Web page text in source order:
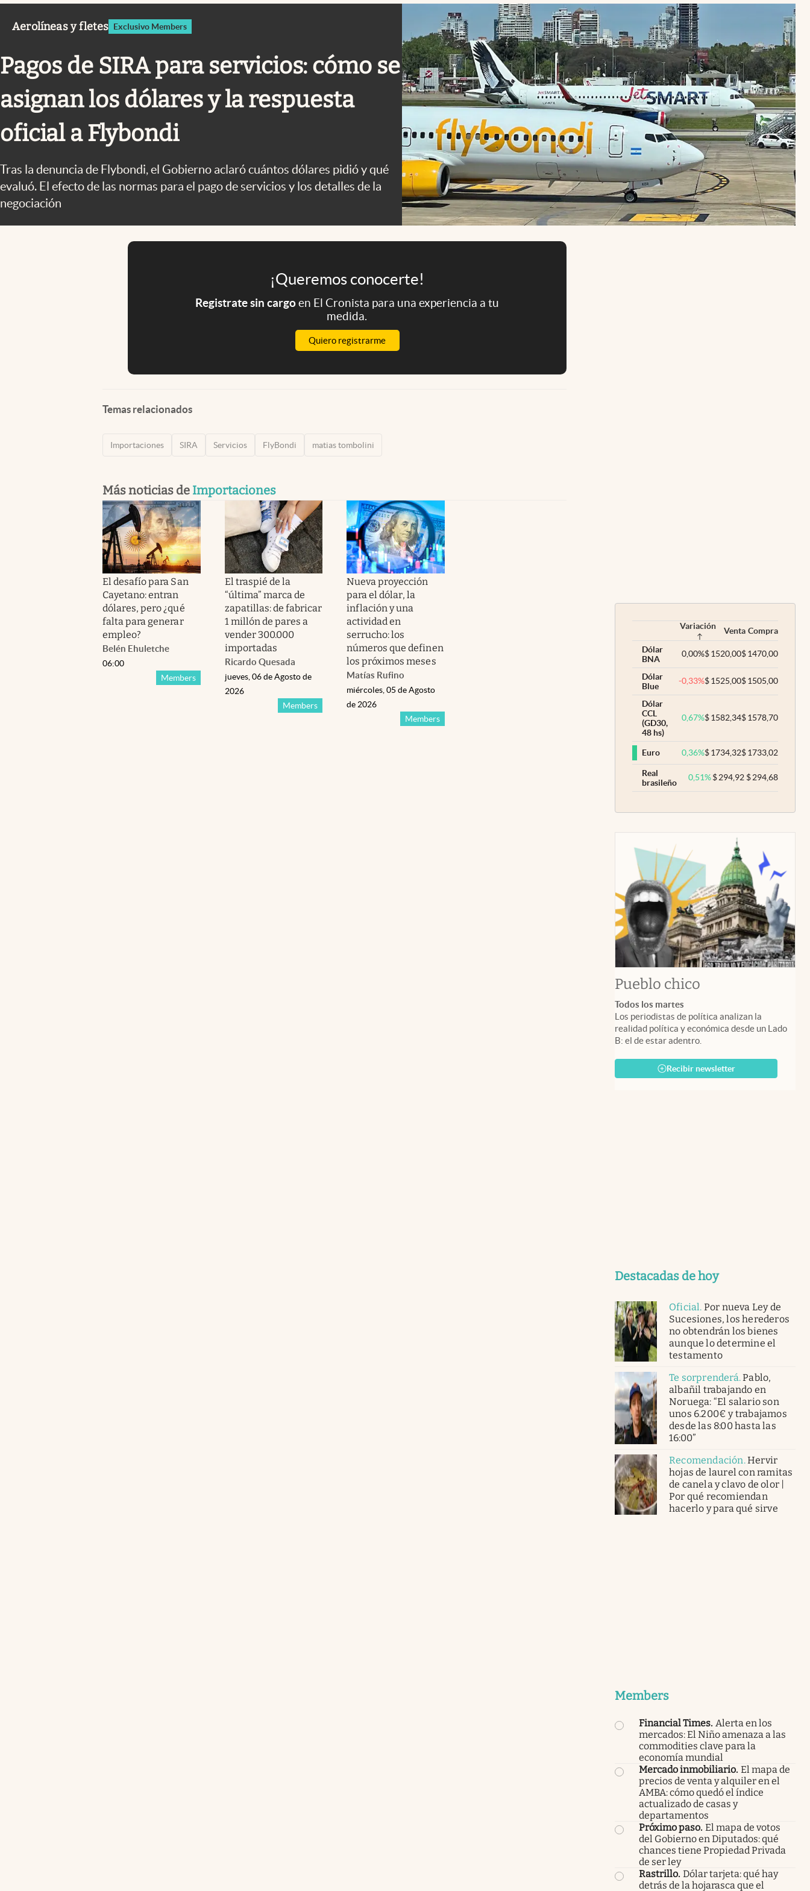
Infotechnology
Clase
Mundial 2026
Eventos Corporativos
El Cronista Studio
Mediakit
abre en nueva pestaña
Aerolíneas y fletes Exclusivo Members
Pagos de SIRA para servicios: cómo se
asignan los dólares y la respuesta
oficial a Flybondi
Tras la denuncia de Flybondi, el Gobierno aclaró cuántos dólares pidió y qué
evaluó. El efecto de las normas para el pago de servicios y los detalles de la
negociación
¡Queremos conocerte!
Registrate sin cargoen El Cronista para una experiencia a tu
medida.
Quiero registrarme
Temas relacionados
Importaciones SIRA Servicios FlyBondi matias tombolini
Más noticias de Importaciones
El desafío para San
Cayetano: entran
dólares, pero ¿qué
falta para generar
empleo?
Belén Ehuletche
Members
06:00
El traspié de la
“última” marca de
zapatillas: de fabricar
1 millón de pares a
vender 300.000
importadas
Ricardo Quesada
Members
jueves, 06 de Agosto de
2026
Nueva proyección
para el dólar, la
inflación y una
actividad en
serrucho: los
números que definen
los próximos meses
Matías Rufino
Members
miércoles, 05 de Agosto
de 2026
Variación Venta Compra
Dólar
BNA
0,00%$1520,00$1470,00
Dólar
Blue
-0,33%$1525,00$1505,00
Dólar
CCL
(GD30,
48 hs)
0,67%$1582,34$1578,70
Euro 0,36%$1734,32$1733,02
Real
brasileño
0,51% $294,92 $294,68
Pueblo chico
Todos los martes
Los periodistas de política analizan la
realidad política y económica desde un Lado
B: el de estar adentro.
Recibir newsletter
Destacadas de hoy
Oficial. Por nueva Ley de
Sucesiones, los herederos
no obtendrán los bienes
aunque lo determine el
testamento
Te sorprenderá.Pablo,
albañil trabajando en
Noruega: “El salario son
unos 6.200€ y trabajamos
desde las 8:00 hasta las
16:00”
Recomendación.Hervir
hojas de laurel con ramitas
de canela y clavo de olor |
Por qué recomiendan
hacerlo y para qué sirve
Members
Financial Times. Alerta en los
mercados: El Niño amenaza a las
commodities clave para la
economía mundial
Mercado inmobiliario. El mapa de
precios de venta y alquiler en el
AMBA: cómo quedó el índice
actualizado de casas y
departamentos
Próximo paso. El mapa de votos
del Gobierno en Diputados: qué
chances tiene Propiedad Privada
de ser ley
Rastrillo. Dólar tarjeta: qué hay
detrás de la hojarasca que el